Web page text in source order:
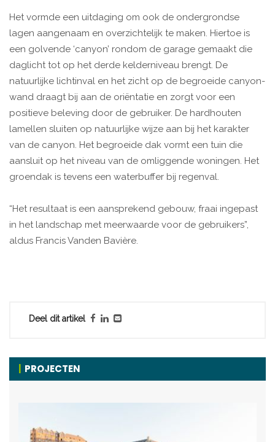
Het vormde een uitdaging om ook de ondergrondse
lagen aangenaam en overzichtelijk te maken. Hiertoe is
een golvende ‘canyon’ rondom de garage gemaakt die
daglicht tot op het derde kelderniveau brengt. De
natuurlijke lichtinval en het zicht op de begroeide canyon-
wand draagt bij aan de oriëntatie en zorgt voor een
positieve beleving door de gebruiker. De hardhouten
lamellen sluiten op natuurlijke wijze aan bij het karakter
van de canyon. Het begroeide dak vormt een tuin die
aansluit op het niveau van de omliggende woningen. Het
groendak is tevens een waterbuffer bij regenval.
“Het resultaat is een aansprekend gebouw, fraai ingepast
in het landschap met meerwaarde voor de gebruikers”,
aldus Francis Vanden Bavière.
Deel dit artikel
PROJECTEN